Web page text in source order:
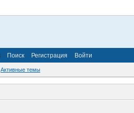
Поиск Регистрация Войти
Активные темы